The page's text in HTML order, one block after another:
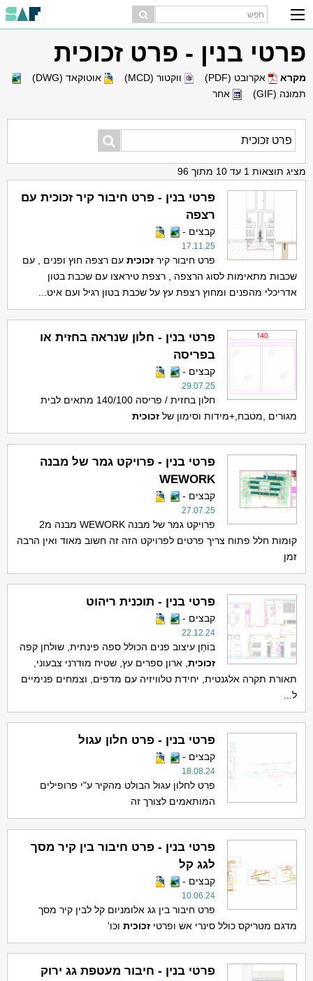
פרטי בנין - פרט זכוכית
מקרא אקרובט (PDF) ווקטור (MCD)
אוטוקאד (DWG)
תמונה (GIF)
אחר
מציג תוצאות 1 עד 10 מתוך 96
פרטי בנין - פרט חיבור קיר זכוכית עם
רצפה
קבצים -
17.11.25
פרט חיבור קירזכוכית עם רצפה חוץ ופנים , עם
שכבות מתאימות לסוג הרצפה , רצפת טיראצו עם שכבת בטון
אדריכלי מהפנים ומחוץ רצפת עץ על שכבת בטון רגיל ועם איט...
פרטי בנין - חלון שנראה בחזית או
בפריסה
קבצים -
29.07.25
חלון בחזית / פריסה 140/100 מתאים לבית
מגורים ,מטבח,+מידות וסימון של זכוכית
פרטי בנין - פרויקט גמר של מבנה
WEWORK
קבצים -
27.07.25
פרויקט גמר של מבנה WEWORK מבנה מ2
קומות חלל פתוח צריך פרטים לפרויקט הזה זה חשוב מאוד ואין הרבה
זמן
פרטי בנין - תוכנית ריהוט
קבצים -
22.12.24
בוֹחַן עיצוב פנים הכולל ספה פינתית, שולחן קפה
זכוכית , ארון ספרים עץ, שטיח מודרני צבעוני,
תאורת תקרה אלגנטית, יחידת טלוויזיה עם מדפים, וצמחים פנימיים
ל...
פרטי בנין - פרט חלון עגול
קבצים -
18.08.24
פרט לחלון עגול הבולט מהקיר ע"י פרופילים
המותאמים לצורך זה
פרטי בנין - פרט חיבור בין קיר מסך
לגג קל
קבצים -
10.06.24
פרט חיבור בין גג אלומניום קל לבין קיר מסך
מדגם מטריקס כולל סינרי אש ופרטי זכוכית וכו'
פרטי בנין - חיבור מעטפת גג ירוק